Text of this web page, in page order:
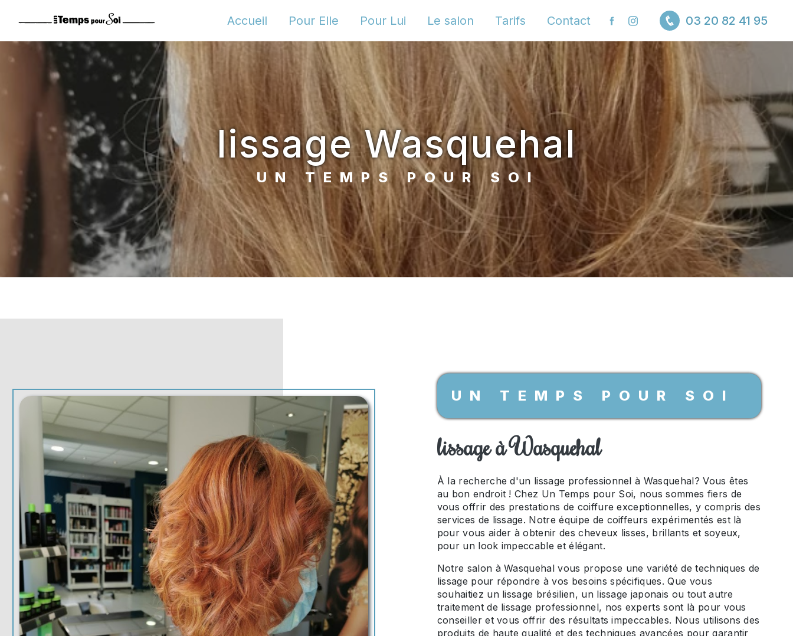
Accueil Pour Elle Pour Lui Le salon Tarifs Contact 03 20 82 41 95
lissage Wasquehal
UN TEMPS POUR SOI
UN TEMPS POUR SOI
lissage à Wasquehal
À la recherche d'un lissage professionnel à Wasquehal? Vous êtes
au bon endroit ! Chez Un Temps pour Soi, nous sommes fiers de
vous offrir des prestations de coiffure exceptionnelles, y compris des
services de lissage. Notre équipe de coiffeurs expérimentés est là
pour vous aider à obtenir des cheveux lisses, brillants et soyeux,
pour un look impeccable et élégant.
Notre salon à Wasquehal vous propose une variété de techniques de
lissage pour répondre à vos besoins spécifiques. Que vous
souhaitiez un lissage brésilien, un lissage japonais ou tout autre
traitement de lissage professionnel, nos experts sont là pour vous
conseiller et vous offrir des résultats impeccables. Nous utilisons des
produits de haute qualité et des techniques avancées pour garantir